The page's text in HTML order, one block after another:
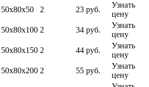
50х80х50 2 23 руб.
Узнать
цену
50х80х100 2 34 руб.
Узнать
цену
50х80х150 2 44 руб.
Узнать
цену
50х80х200 2 55 руб.
Узнать
цену